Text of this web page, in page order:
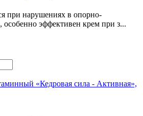
при нарушениях в опорно-
особенно эффективен крем при з...